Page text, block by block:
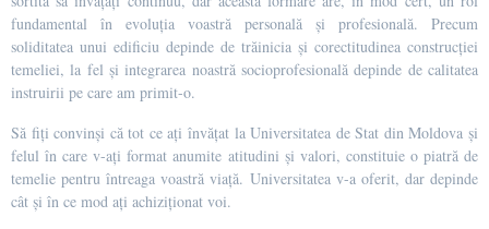
fundamental în evoluția voastră personală și profesională. Precum
soliditatea unui edificiu depinde de trăinicia și corectitudinea construcției
temeliei, la fel și integrarea noastră socioprofesională depinde de calitatea
instruirii pe care am primit-o.
Să fiți convinși că tot ce ați învățat la Universitatea de Stat din Moldova și
felul în care v-ați format anumite atitudini și valori, constituie o piatră de
temelie pentru întreaga voastră viață. Universitatea v-a oferit, dar depinde
cât și în ce mod ați achiziționat voi.